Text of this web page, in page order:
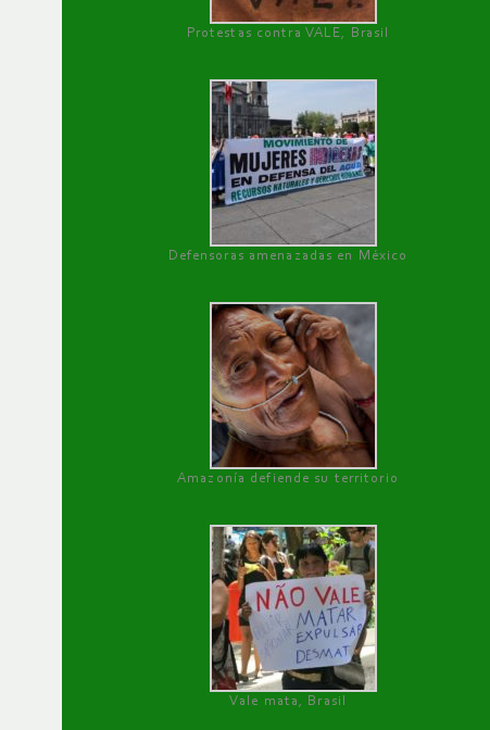
Protestas contra VALE, Brasil
Defensoras amenazadas en México
Amazonía defiende su territorio
Vale mata, Brasil